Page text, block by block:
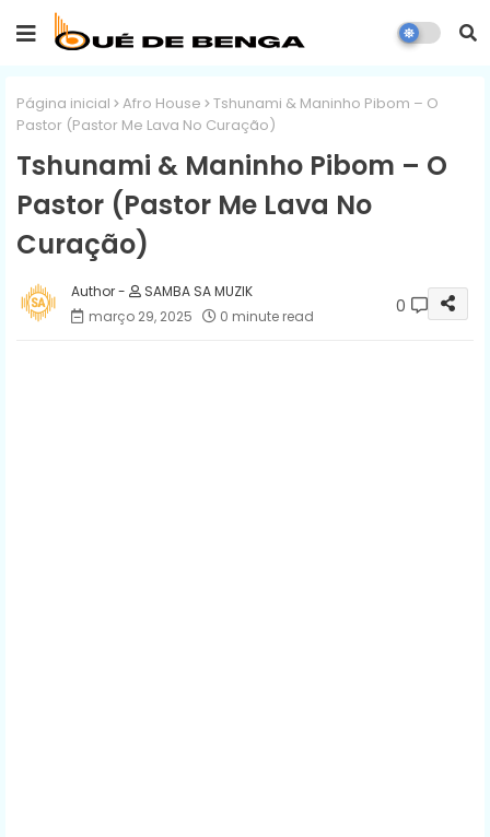
Página inicial Afro House
Tshunami & Maninho Pibom – O
Pastor (Pastor Me Lava No Curação)
Tshunami & Maninho Pibom – O
Pastor (Pastor Me Lava No
Curação)
SAMBA SA MUZIK
março 29, 2025
0 minute read 0